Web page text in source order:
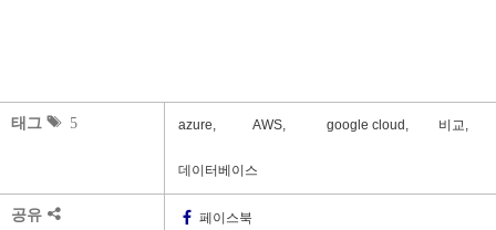
태그 5 azure, AWS, google cloud, 비교,
데이터베이스
공유 페이스북